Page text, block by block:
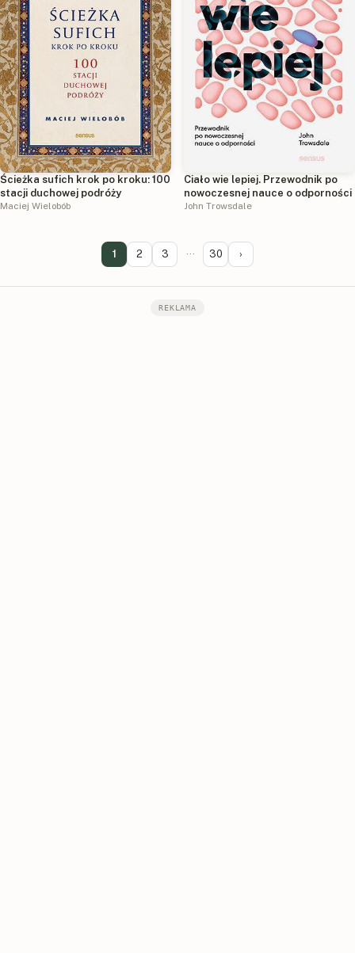
Ścieżka sufich krok po kroku: 100
stacji duchowej podróży
Maciej Wielobób
Ciało wie lepiej. Przewodnik po
nowoczesnej nauce o odporności
John Trowsdale
1 2 3 ··· 30 ›
REKLAMA